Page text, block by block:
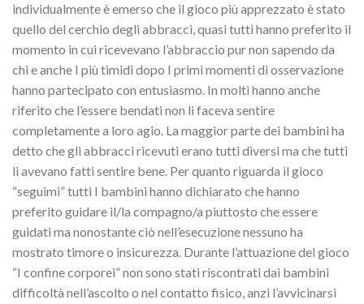
individualmente è emerso che il gioco più apprezzato è stato
quello del cerchio degli abbracci, quasi tutti hanno preferito il
momento in cui ricevevano l’abbraccio pur non sapendo da
chi e anche I più timidi dopo I primi momenti di osservazione
hanno partecipato con entusiasmo. In molti hanno anche
riferito che l’essere bendati non li faceva sentire
completamente a loro agio. La maggior parte dei bambini ha
detto che gli abbracci ricevuti erano tutti diversi ma che tutti
li avevano fatti sentire bene. Per quanto riguarda il gioco
“seguimi” tutti I bambini hanno dichiarato che hanno
preferito guidare il/la compagno/a piuttosto che essere
guidati ma nonostante ciò nell’esecuzione nessuno ha
mostrato timore o insicurezza. Durante l’attuazione del gioco
“I confine corporei” non sono stati riscontrati dai bambini
difficoltà nell’ascolto o nel contatto fisico, anzi l’avvicinarsi